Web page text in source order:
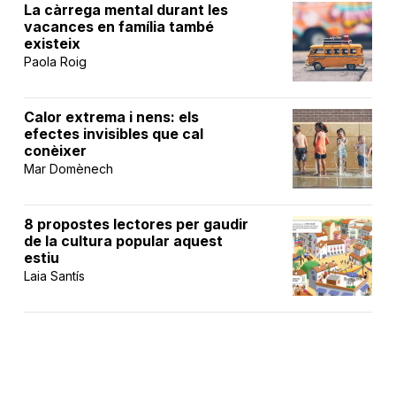
La càrrega mental durant les
vacances en família també
existeix
Paola Roig
Calor extrema i nens: els
efectes invisibles que cal
conèixer
Mar Domènech
8 propostes lectores per gaudir
de la cultura popular aquest
estiu
Laia Santís